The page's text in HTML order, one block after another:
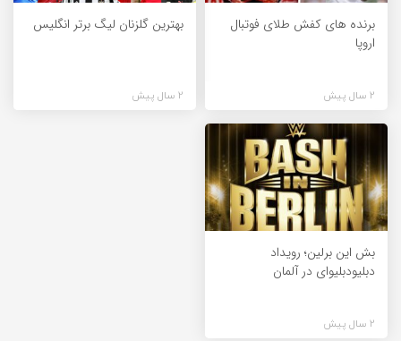
برنده های کفش طلای فوتبال
اروپا
2 سال پیش
بهترین گلزنان لیگ برتر انگلیس
2 سال پیش
بش این برلین؛ رویداد
دبلیودبلیوای در آلمان
2 سال پیش